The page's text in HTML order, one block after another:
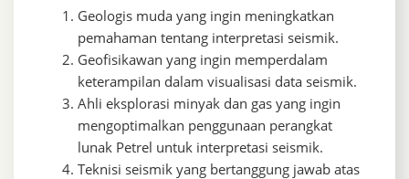
Geologis muda yang ingin meningkatkan
pemahaman tentang interpretasi seismik.
Geofisikawan yang ingin memperdalam
keterampilan dalam visualisasi data seismik.
Ahli eksplorasi minyak dan gas yang ingin
mengoptimalkan penggunaan perangkat
lunak Petrel untuk interpretasi seismik.
Teknisi seismik yang bertanggung jawab atas